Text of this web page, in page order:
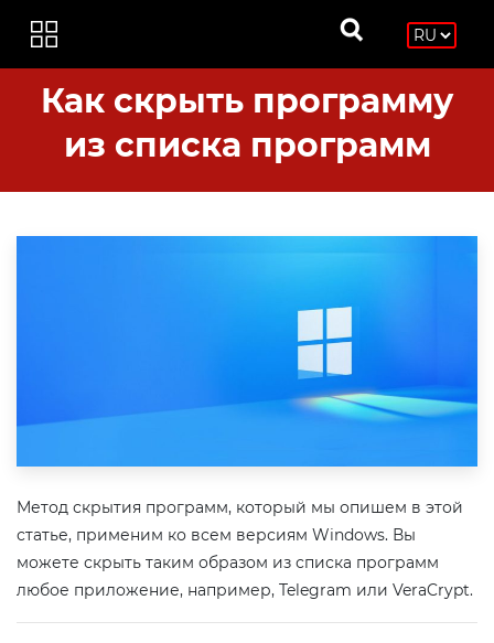
Как скрыть программу
из списка программ
Метод скрытия программ, который мы опишем в этой
статье, применим ко всем версиям Windows. Вы
можете скрыть таким образом из списка программ
любое приложение, например, Telegram или VeraCrypt.